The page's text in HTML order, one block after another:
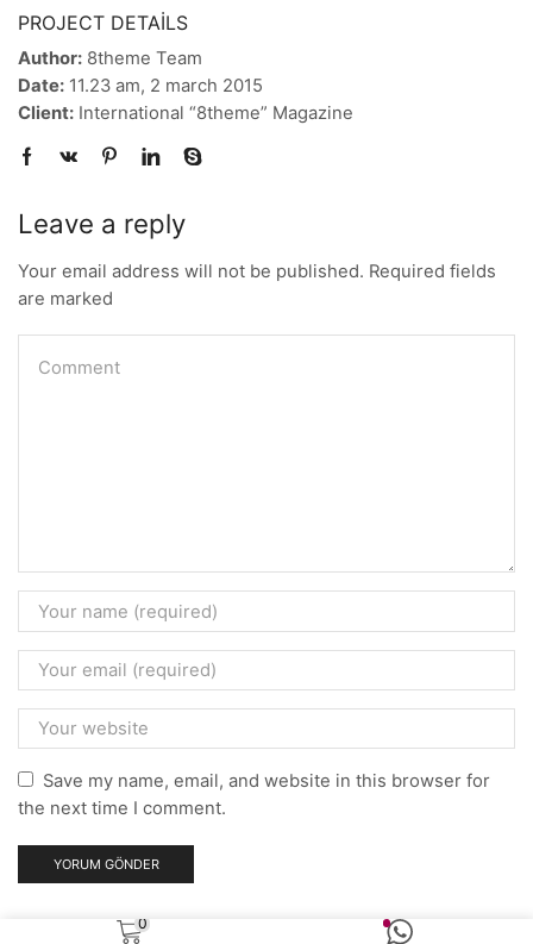
PROJECT DETAILS
Author: 8theme Team
Date: 11.23 am, 2 march 2015
Client: International “8theme” Magazine
Leave a reply
Your email address will not be published. Required fields
are marked
Save my name, email, and website in this browser for
the next time I comment.
0